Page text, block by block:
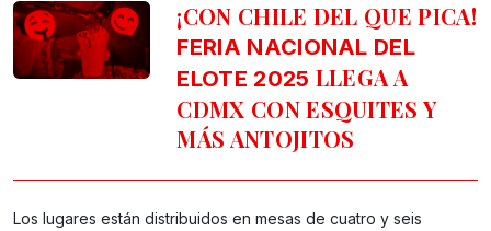
¡CON CHILE DEL QUE PICA!
FERIA NACIONAL DEL
ELOTE 2025 LLEGA A
CDMX CON ESQUITES Y
MÁS ANTOJITOS
Los lugares están distribuidos en mesas de cuatro y seis